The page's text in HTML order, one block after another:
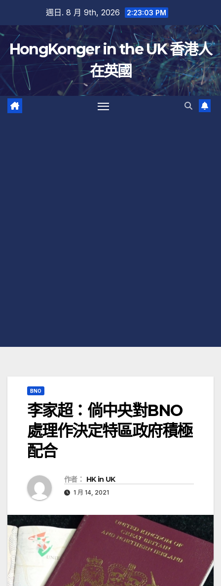
內
容
週日. 8 月 9th, 2026 2:23:04 PM
HongKonger in the UK 香港人
在英國
BNO
李家超：倘中央對BNO
處理作決定特區政府積極
配合
作者： HK in UK
1 月 14, 2021